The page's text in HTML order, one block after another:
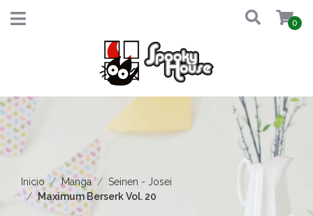
0
Inicio Manga
Seinen - Josei
Maximum Berserk Vol. 20